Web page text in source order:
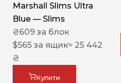
Marshall Slims Ultra
Blue — Slims
₴609 за блок
$565 за ящик≈ 25 442
₴
Купити